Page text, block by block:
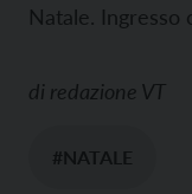
Natale. Ingresso
di redazione VT
#NATALE